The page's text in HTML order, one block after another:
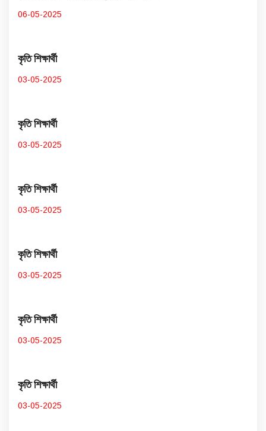
06-05-2025
কৃতি শিক্ষার্থী
03-05-2025
কৃতি শিক্ষার্থী
03-05-2025
কৃতি শিক্ষার্থী
03-05-2025
কৃতি শিক্ষার্থী
03-05-2025
কৃতি শিক্ষার্থী
03-05-2025
কৃতি শিক্ষার্থী
03-05-2025